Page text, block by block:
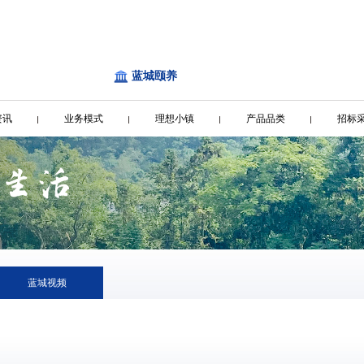
蓝城颐养
讯 业务模式 理想小镇 产品品类 招标
蓝城视频